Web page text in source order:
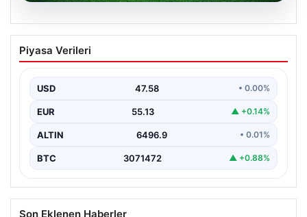
Shamrock Rovers ile Egnatia
Karşılaşmasının Detaylı Özeti ve Kritik
İrlanda temsilcisi Shamrock Rovers, Avrupa kupaları
bir…
Piyasa Verileri
USD 47.58 • 0.00%
EUR 55.13 ▲ +0.14%
ALTIN 6496.9 • 0.01%
BTC 3071472 ▲ +0.88%
Son Eklenen Haberler